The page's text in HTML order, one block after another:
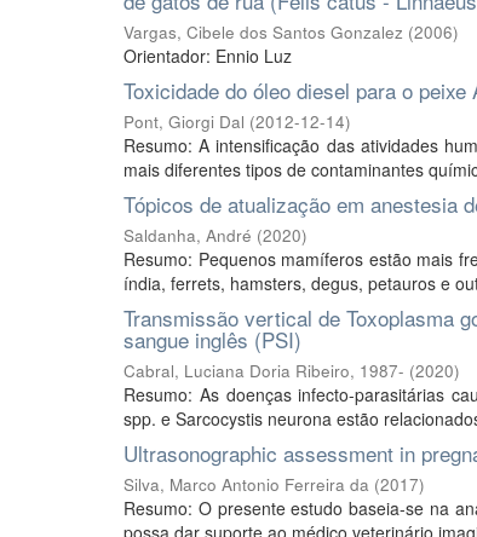
Vargas, Cibele dos Santos Gonzalez (2006)
Orientador: Ennio Luz
Toxicidade do óleo diesel para o
Pont, Giorgi Dal (2012-12-14)
Resumo: A intensificação das atividades
mais diferentes tipos de contaminantes
Tópicos de atualização em anestesia
Saldanha, André (2020)
Resumo: Pequenos mamíferos estão mais
índia, ferrets, hamsters, degus, petauros e
Transmissão vertical de Toxoplasma
sangue inglês (PSI)
Cabral, Luciana Doria Ribeiro, 1987- (2020)
Resumo: As doenças infecto-parasitárias
spp. e Sarcocystis neurona estão
Ultrasonographic assessment in
Silva, Marco Antonio Ferreira da (2017)
Resumo: O presente estudo baseia-se na
possa dar suporte ao médico veterinário